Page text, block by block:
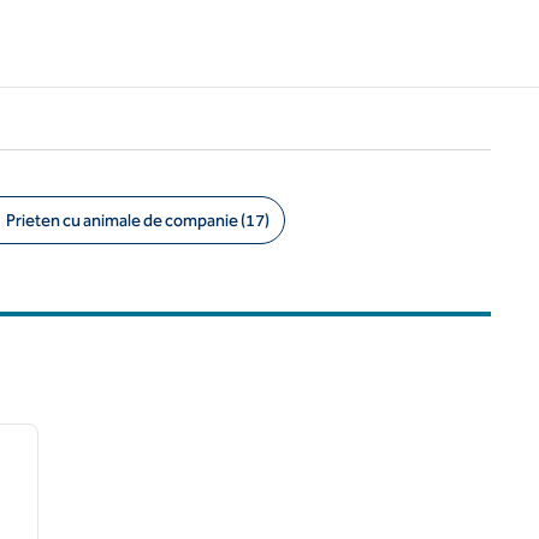
Prieten cu animale de companie (17)
imaginea următoare